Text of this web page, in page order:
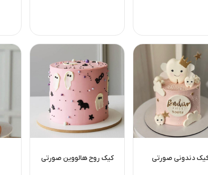
دندونی صورتی کیک روح هالووین صورتی